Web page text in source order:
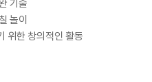
기술
놀이
위한 창의적인 활동